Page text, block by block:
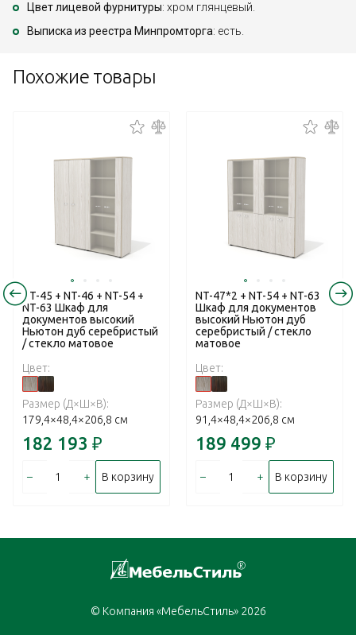
Цвет лицевой фурнитуры: хром глянцевый.
Выписка из реестра Минпромторга: есть.
Похожие товары
NT-45 + NT-46 + NT-54 +
NT-63 Шкаф для
документов высокий
Ньютон дуб серебристый
/ стекло матовое
Цвет:
Размер (Д×Ш×В):
179,4×48,4×206,8 см
182 193 ₽
– + В корзину
NT-47*2 + NT-54 + NT-63
Шкаф для документов
высокий Ньютон дуб
серебристый / стекло
матовое
Цвет:
Размер (Д×Ш×В):
91,4×48,4×206,8 см
189 499 ₽
– + В корзину
© Компания «МебельСтиль» 2026